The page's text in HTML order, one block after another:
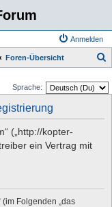
Anmelden
Foren-Übersicht
Sprache:
(„http://kopter-
ein Vertrag mit
(im Folgenden „das